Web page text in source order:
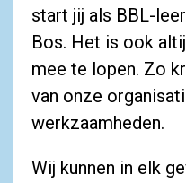
start jij als BBL-
Bos. Het is ook
mee te lopen. Zo
van onze
werkzaamheden.
Wij kunnen in elk